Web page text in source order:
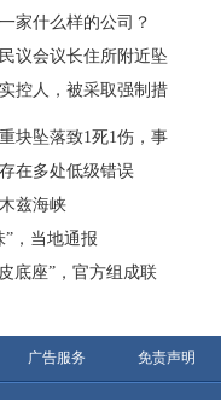
家什么样的公司？
议会议长住所附近坠
控人，被采取强制措
块坠落致1死1伤，事
在多处低级错误
兹海峡
，当地通报
底座”，官方组成联
广告服务 免责声明